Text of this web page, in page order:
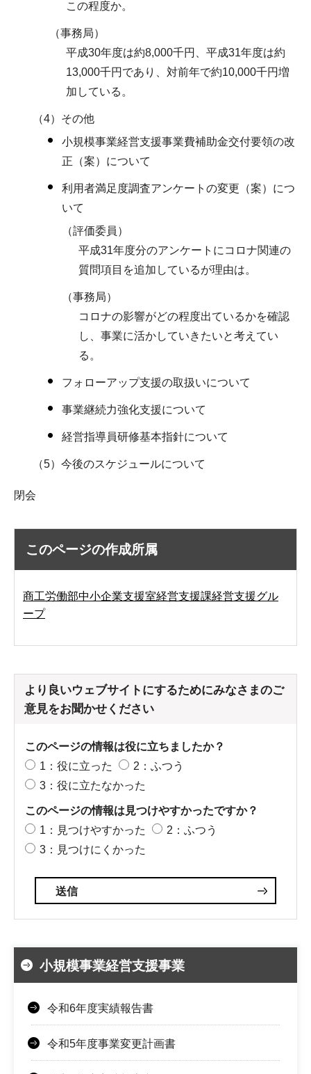
この程度か。
（事務局）
平成30年度は約8,000千円、平成31年度は約
13,000千円であり、対前年で約10,000千円増
加している。
（4）その他
小規模事業経営支援事業費補助金交付要領の改
正（案）について
利用者満足度調査アンケートの変更（案）につ
いて
（評価委員）
平成31年度分のアンケートにコロナ関連の
質問項目を追加しているが理由は。
（事務局）
コロナの影響がどの程度出ているかを確認
し、事業に活かしていきたいと考えてい
る。
フォローアップ支援の取扱いについて
事業継続力強化支援について
経営指導員研修基本指針について
（5）今後のスケジュールについて
閉会
このページの作成所属
商工労働部中小企業支援室経営支援課経営支援グル
ープ
より良いウェブサイトにするためにみなさまのご
意見をお聞かせください
このページの情報は役に立ちましたか？
1：役に立った
2：ふつう
3：役に立たなかった
このページの情報は見つけやすかったですか？
1：見つけやすかった
2：ふつう
3：見つけにくかった
小規模事業経営支援事業
令和6年度実績報告書
令和5年度事業変更計画書